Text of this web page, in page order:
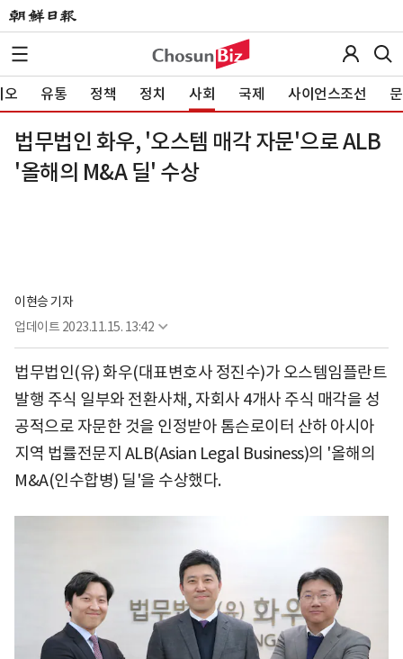
오 유통 정책 정치 사회 국제 사이언스조선
법무법인 화우, '오스템 매각 자문'으로 ALB
'올해의 M&A 딜' 수상
이현승 기자
업데이트 2023.11.15. 13:42
법무법인(유) 화우(대표변호사 정진수)가 오스템임플란트
발행 주식 일부와 전환사채, 자회사 4개사 주식 매각을 성
공적으로 자문한 것을 인정받아 톰슨로이터 산하 아시아
지역 법률전문지 ALB(Asian Legal Business)의 '올해의
M&A(인수합병) 딜'을 수상했다.